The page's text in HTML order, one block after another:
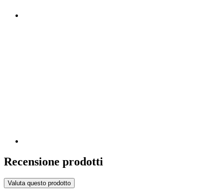
Recensione prodotti
Valuta questo prodotto